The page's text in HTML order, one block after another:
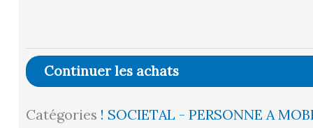
Fixe
Plateau
Continuer les achats
Catégories ! SOCIETAL - PERSONNE A